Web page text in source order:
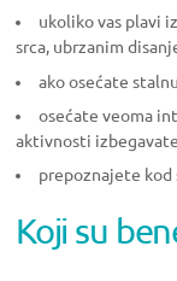
ukoliko vas plavi
srca, ubrzanim
ako osećate
osećate veoma
aktivnosti
prepoznajete
Koji su